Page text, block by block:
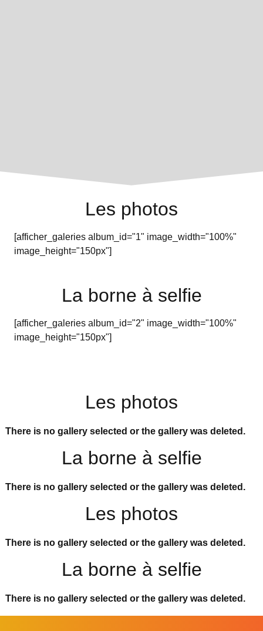
Les photos
[afficher_galeries album_id="1" image_width="100%"
image_height="150px"]
La borne à selfie
[afficher_galeries album_id="2" image_width="100%"
image_height="150px"]
Les photos
There is no gallery selected or the gallery was deleted.
La borne à selfie
There is no gallery selected or the gallery was deleted.
Les photos
There is no gallery selected or the gallery was deleted.
La borne à selfie
There is no gallery selected or the gallery was deleted.